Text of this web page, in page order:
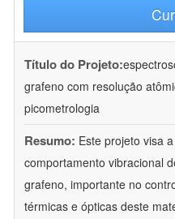
Título do Projeto:
grafeno com resolução
picometrologia
Resumo: Este projeto visa
comportamento vibracional
grafeno, importante no
térmicas e ópticas deste